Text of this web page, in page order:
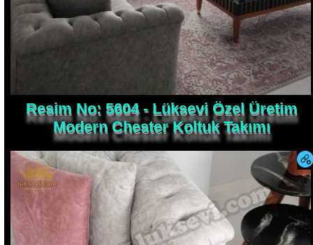
Resim No: 5604 - Lüksevi Özel Üretim
Modern Chester Koltuk Takımı